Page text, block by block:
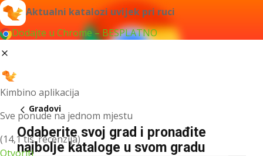
Aktualni katalozi uvijek pri ruci
Dodajte u Chrome – BESPLATNO
Kimbino aplikacija
Sve ponude na jednom mjestu
(14,1 tis. recenzija)
Otvoriti
Gradovi
Odaberite svoj grad i pronađite
najbolje kataloge u svom gradu